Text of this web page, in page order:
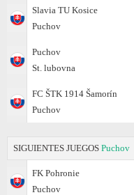
Slavia TU Kosice
Puchov
Puchov
St. lubovna
FC ŠTK 1914 Šamorín
Puchov
SIGUIENTES JUEGOS Puchov
FK Pohronie
Puchov